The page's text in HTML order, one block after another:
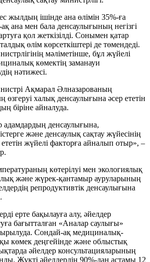
жылдың ішінде ана өлімін 35%-ға
ана мен бала денсаулығының негізгі
қол жеткізілді. Сонымен қатар
өлім көрсеткіштері де төмендеді.
мәліметінше, бұл жүйелі
көмектің заманауи
нәтижесі.
Ақмарал Әлназарованың
халық денсаулығына әсер ететін
біріне айналуда.
адамдардың денсаулығына,
және денсаулық сақтау жүйесінің
жүйелі факторға айналып отыр», –
көтерілуі мен экологиялық
және жүрек-қантамыр ауруларының
репродуктивтік денсаулығына
ерте бақылауға алу, әйелдер
бағытталған «Аналар саулығы»
Сондай-ақ медициналық-
көмек деңгейінде және облыстық
әйелдер консультацияларының
Жүкті әйелдердің 90%-дан астамы 12